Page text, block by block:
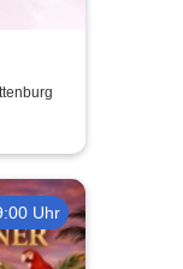
Uhr